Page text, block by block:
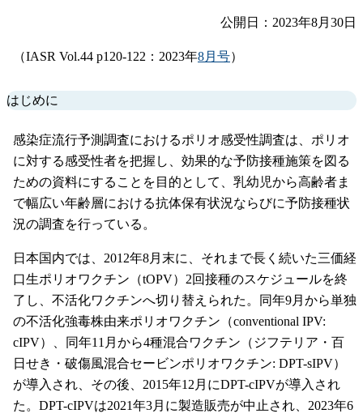
公開日：2023年8月30日
（IASR Vol.44 p120-122：2023年8月号）
はじめに
感染症流行予測調査におけるポリオ感受性調査は、ポリオ
に対する感受性者を把握し、効果的な予防接種施策を図る
ための資料にすることを目的として、乳幼児から高齢者ま
で幅広い年齢層における抗体保有状況ならびに予防接種状
況の調査を行っている。
日本国内では、2012年8月末に、それまで長く続いた三価経
口生ポリオワクチン（tOPV）2回接種のスケジュールを終
了し、不活化ワクチンへ切り替えられた。同年9月から単独
の不活化強毒株由来ポリオワクチン（conventional IPV:
cIPV）、同年11月から4種混合ワクチン（ジフテリア・百
日せき・破傷風混合セービンポリオワクチン: DPT-sIPV）
が導入され、その後、2015年12月にDPT-cIPVが導入され
た。DPT-cIPVは2021年3月に製造販売が中止され、2023年6